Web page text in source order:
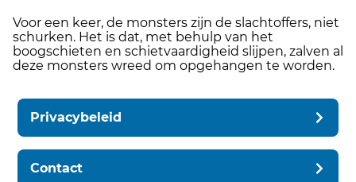
Voor een keer, de monsters zijn de slachtoffers, niet
schurken. Het is dat, met behulp van het
boogschieten en schietvaardigheid slijpen, zalven al
deze monsters wreed om opgehangen te worden.
Privacybeleid
Contact